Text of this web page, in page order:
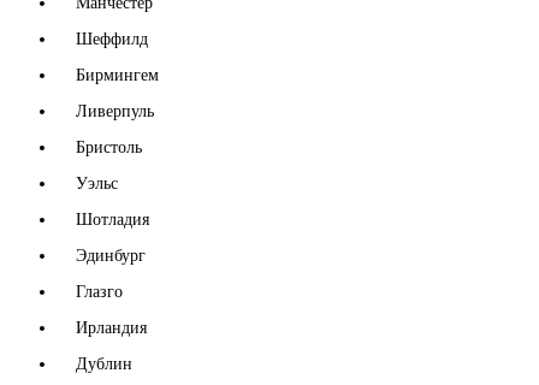
Шеффилд
Бирмингем
Ливерпуль
Бристоль
Уэльс
Шотладия
Эдинбург
Глазго
Ирландия
Дублин